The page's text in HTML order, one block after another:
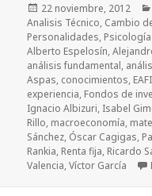
Publicado
el
22 noviembre, 2012
Analisis Técnico, Cambio
Personalidades, Psicología
Alberto Espelosín,
análisis fundamental,
Aspas, conocimientos, EAFI
experiencia, Fondos de
Ignacio Albizuri, Isabel
Rillo, macroeconomía,
Sánchez, Óscar Cagigas,
Rankia, Renta fija, Ricardo
Valencia,Víctor García